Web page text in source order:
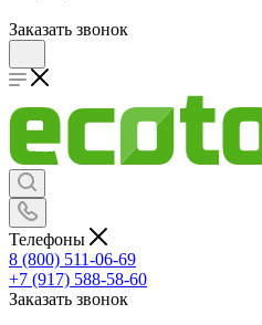
Заказать звонок
Телефоны
8 (800) 511-06-69
+7 (917) 588-58-60
Заказать звонок